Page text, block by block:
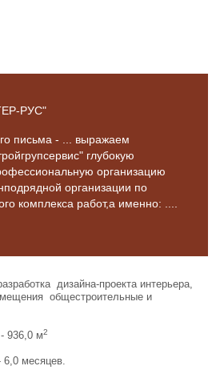
РУС"
письма - ... выражаем
глубокую
организацию
организации по
комплекса работ,а именно: ....
дизайна-проекта интерьера,
общестроительные и
936,0 м2
месяцев.